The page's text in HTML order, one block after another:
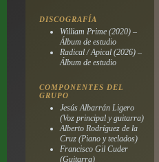
DISCOGRAFÍA
William Prime(2020) –
Álbum de estudio
Radical / Apical(2026) –
Álbum de estudio
COMPONENTES DEL
GRUPO
Jesús Albarrán Ligero
(Voz principal y guitarra)
Alberto Rodríguez de la
Cruz (Piano y teclados)
Francisco Gil Cuder
(Guitarra)